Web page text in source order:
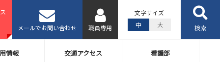
メールでお問い合わせ
職員専用
文字サイズ
中
大 検索
情報 交通アクセス 看護部